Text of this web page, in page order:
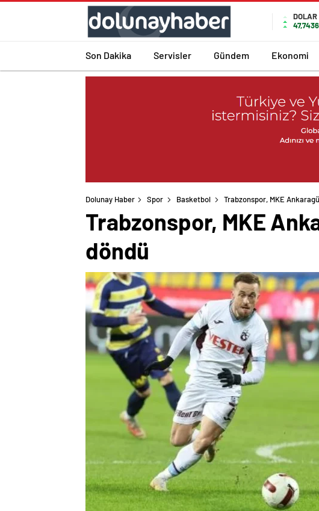
DOLAR
47,7436
Son Dakika Servisler Gündem Ekonomi
Dolunay Haber Spor Basketbol Trabzonspor, MKE
Trabzonspor, MKE
döndü